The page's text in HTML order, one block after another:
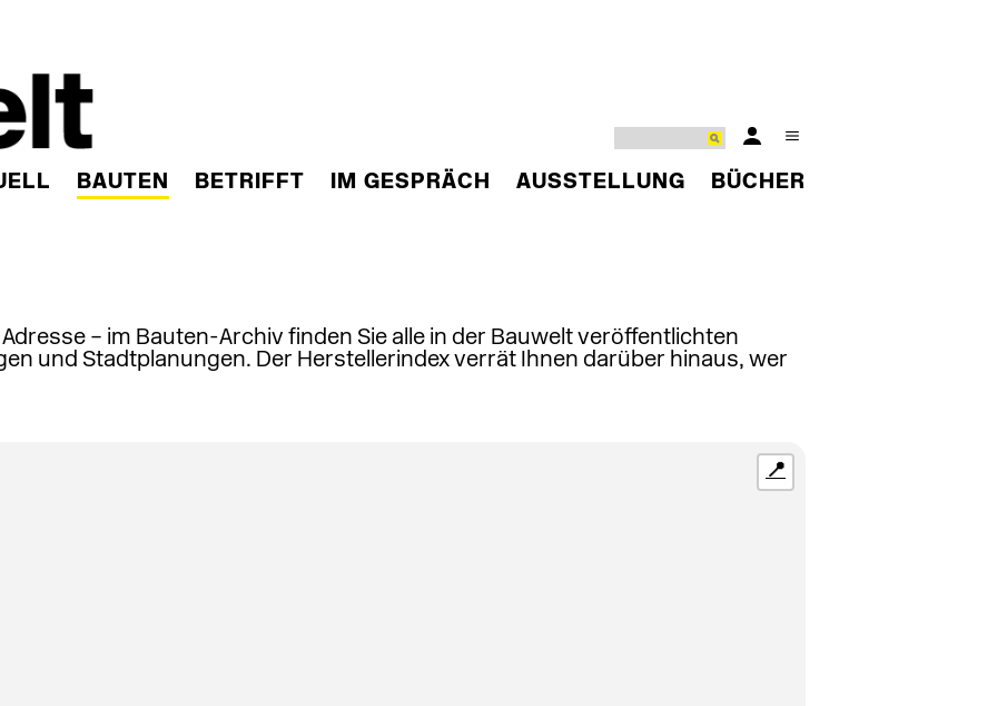
BAUTEN BETRIFFT IM GESPRÄCH AUSSTELLUNG BÜCHER
– im Bauten-Archiv finden Sie alle in der Bauwelt veröffentlichten
und Stadtplanungen. Der Herstellerindex verrät Ihnen darüber hinaus, wer
📍